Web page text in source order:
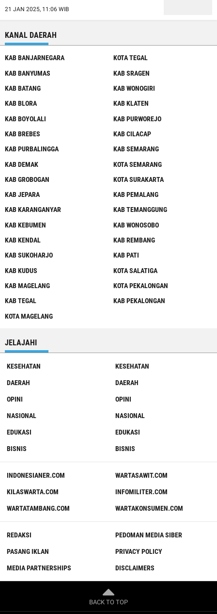
21 JAN 2025, 11:06 WIB
KANAL DAERAH
KAB BANJARNEGARA
KAB BANYUMAS
KAB BATANG
KAB BLORA
KAB BOYOLALI
KAB BREBES
KAB PURBALINGGA
KAB DEMAK
KAB GROBOGAN
KAB JEPARA
KAB KARANGANYAR
KAB KEBUMEN
KAB KENDAL
KAB SUKOHARJO
KAB KUDUS
KAB MAGELANG
KAB TEGAL
KOTA MAGELANG
KOTA TEGAL
KAB SRAGEN
KAB WONOGIRI
KAB KLATEN
KAB PURWOREJO
KAB CILACAP
KAB SEMARANG
KOTA SEMARANG
KOTA SURAKARTA
KAB PEMALANG
KAB TEMANGGUNG
KAB WONOSOBO
KAB REMBANG
KAB PATI
KOTA SALATIGA
KOTA PEKALONGAN
KAB PEKALONGAN
JELAJAHI
KESEHATAN
DAERAH
OPINI
NASIONAL
EDUKASI
BISNIS
KESEHATAN
DAERAH
OPINI
NASIONAL
EDUKASI
BISNIS
INDONESIANER.COM
KILASWARTA.COM
WARTATAMBANG.COM
WARTASAWIT.COM
INFOMILITER.COM
WARTAKONSUMEN.COM
REDAKSI
PASANG IKLAN
MEDIA PARTNERSHIPS
PEDOMAN MEDIA SIBER
PRIVACY POLICY
DISCLAIMERS
BACK TO TOP